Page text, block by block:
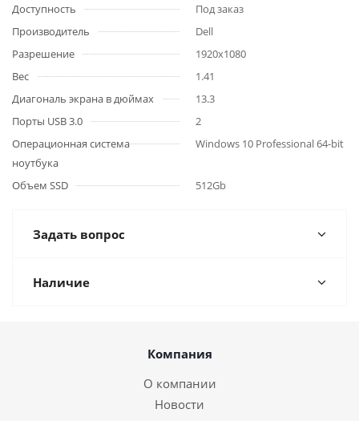
Доступность
Под заказ
Производитель
Dell
Разрешение
1920x1080
Вес
1.41
Диагональ экрана в дюймах
13.3
Порты USB 3.0
2
Операционная система
ноутбука
Windows 10 Professional 64-bit
Объем SSD 512Gb
Задать вопрос
Наличие
Компания
О компании
Новости